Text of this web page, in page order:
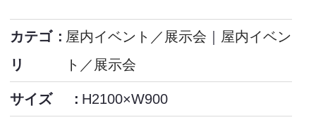
カテゴ
リ
屋内イベント／展示会
屋内イベン
ト／展示会
サイズ H2100×W900